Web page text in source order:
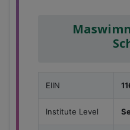
EIIN
Institute Level